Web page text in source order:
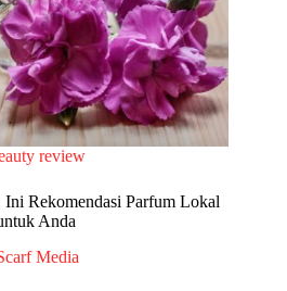
review
Ini Rekomendasi Parfum Lokal
Anda
Media